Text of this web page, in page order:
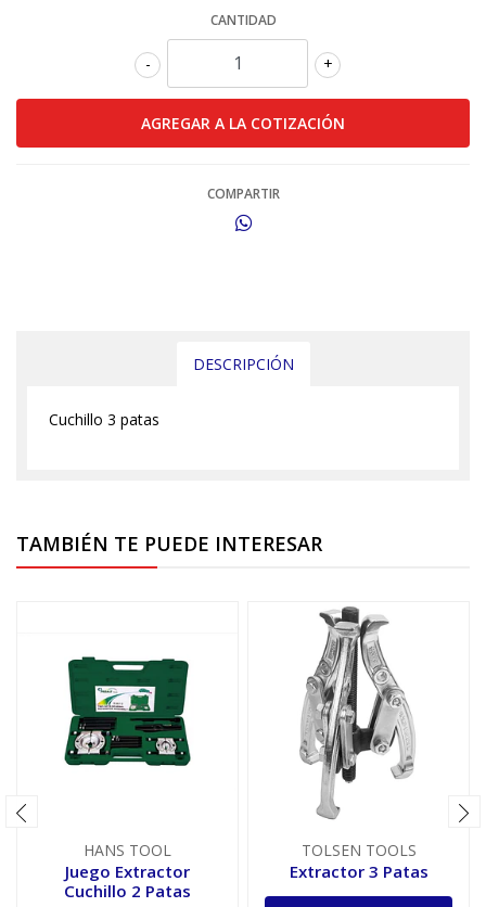
CANTIDAD
+
-
COMPARTIR
DESCRIPCIÓN
Cuchillo 3 patas
TAMBIÉN TE PUEDE INTERESAR
HANS TOOL
Juego Extractor
Cuchillo 2 Patas
TOLSEN TOOLS
Extractor 3 Patas